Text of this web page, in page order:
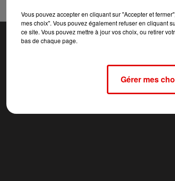
Vous pouvez accepter en cliquant sur "Accepter et
mes choix". Vous pouvez également refuser en cliquant
ce site. Vous pouvez mettre à jour vos choix, ou retirer
bas de chaque page.
Gérer mes